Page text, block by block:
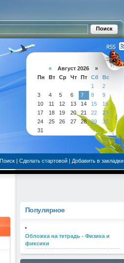
« Август 2026 »
Пн
Вт Ср Чт Пт Сб
Вс
1
2
3
4 5 6 7 8
9
10
11 12 13 14 15
16
17
18 19 20 21 22
23
24
25 26 27 28 29
30
31
Поиск | Сделать стартовой | Добавить в закладки
Популярное
Обложка на тетрадь - Физика и
фиксики